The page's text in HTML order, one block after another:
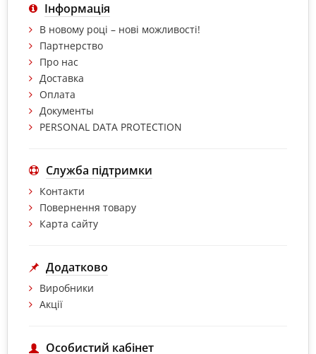
Інформація
В новому році – нові можливості!
Партнерство
Про нас
Доставка
Оплата
Документы
PERSONAL DATA PROTECTION
Служба підтримки
Контакти
Повернення товару
Карта сайту
Додатково
Виробники
Акції
Особистий кабінет